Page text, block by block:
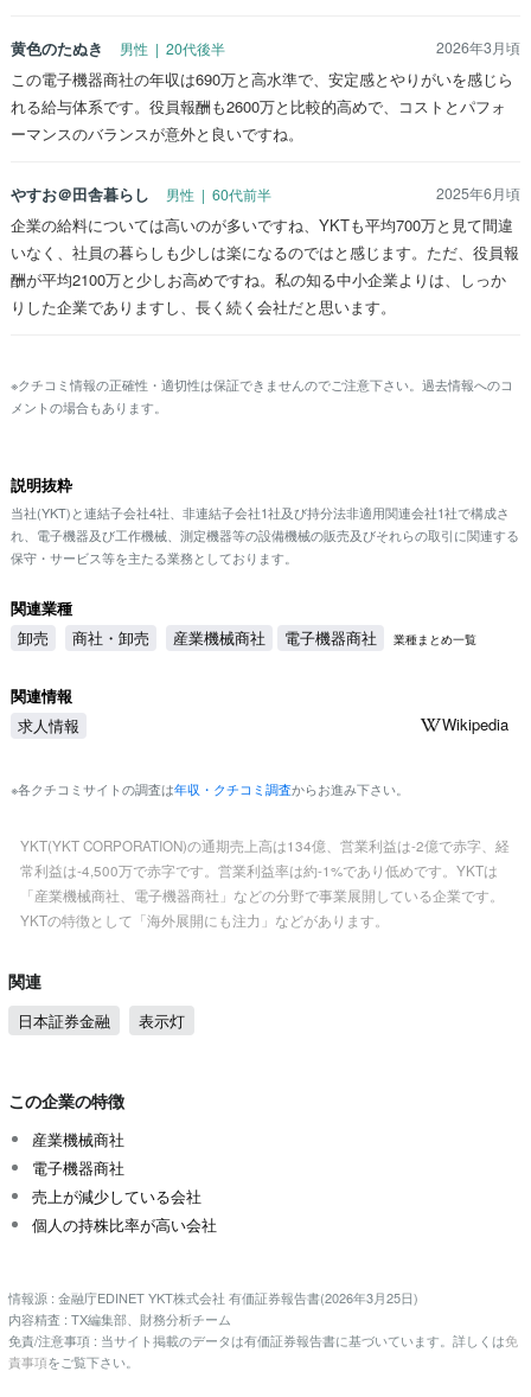
黄色のたぬき 男性 | 20代後半 2026年3月頃
この電子機器商社の年収は690万と高水準で、安定感とやりがいを感じら
れる給与体系です。役員報酬も2600万と比較的高めで、コストとパフォ
ーマンスのバランスが意外と良いですね。
やすお＠田舎暮らし 男性 | 60代前半 2025年6月頃
企業の給料については高いのが多いですね、YKTも平均700万と見て間違
いなく、社員の暮らしも少しは楽になるのではと感じます。ただ、役員報
酬が平均2100万と少しお高めですね。私の知る中小企業よりは、しっか
りした企業でありますし、長く続く会社だと思います。
※クチコミ情報の正確性・適切性は保証できませんのでご注意下さい。過去情報へのコ
メントの場合もあります。
説明抜粋
当社(YKT)と連結子会社4社、非連結子会社1社及び持分法非適用関連会社1社で構成さ
れ、電子機器及び工作機械、測定機器等の設備機械の販売及びそれらの取引に関連する
保守・サービス等を主たる業務としております。
関連業種
卸売
商社・卸売 産業機械商社 電子機器商社 業種まとめ一覧
関連情報
求人情報
Wikipedia
※各クチコミサイトの調査は年収・クチコミ調査からお進み下さい。
YKT(YKT CORPORATION)の通期売上高は134億、営業利益は-2億で赤字、経
常利益は-4,500万で赤字です。営業利益率は約-1%であり低めです。YKTは
「産業機械商社、電子機器商社」などの分野で事業展開している企業です。
YKTの特徴として「海外展開にも注力」などがあります。
関連
日本証券金融 表示灯
この企業の特徴
産業機械商社
電子機器商社
売上が減少している会社
個人の持株比率が高い会社
情報源 : 金融庁EDINET YKT株式会社 有価証券報告書(2026年3月25日)
内容精査 : TX編集部、財務分析チーム
免責/注意事項 : 当サイト掲載のデータは有価証券報告書に基づいています。詳しくは免
責事項をご覧下さい。